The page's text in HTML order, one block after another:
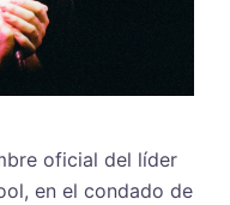
oficial del líder
en el condado de